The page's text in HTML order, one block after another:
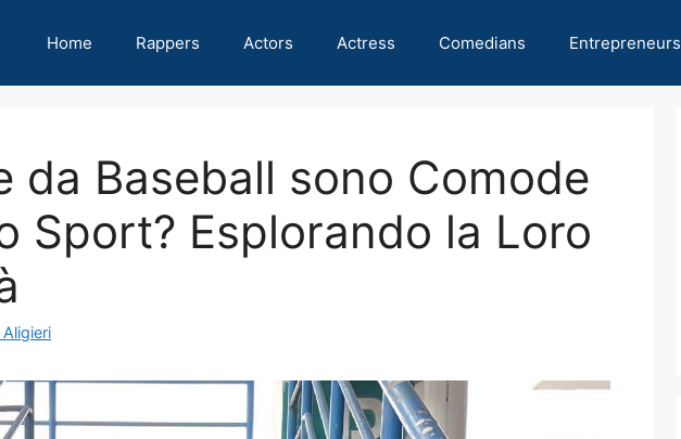
Home Rappers Actors Actress Comedians Entrepreneurs
da Baseball sono Comode
Sport? Esplorando la Loro
Aligieri